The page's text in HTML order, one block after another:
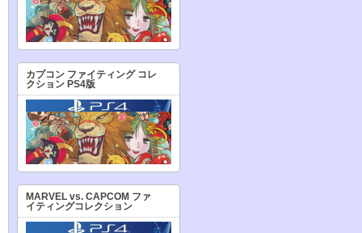
カプコン ファイティング コレ
クション PS4版
MARVEL vs. CAPCOM ファ
イティングコレクション